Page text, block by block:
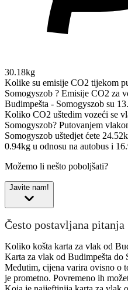
30.18kg
Kolike su emisije CO2 tijekom
Somogyszob ? Emisije CO2 za
Budimpešta - Somogyszob su
Koliko CO2 uštedim vozeći se
Somogyszob? Putovanjem
Somogyszob uštedjet ćete
0.94kg u odnosu na autobus i
Možemo li nešto poboljšati?
Javite nam!
Često postavljana pitanja
Koliko košta karta za vlak od
Karta za vlak od Budimpešta do
Međutim, cijena varira ovisno o
je prometno. Povremeno ih